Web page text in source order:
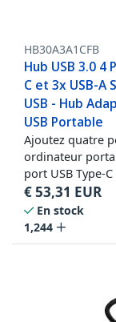
HB30A3A1CFB
Hub USB 3.0 4
C et 3x USB-A
USB - Hub
USB Portable
Ajoutez quatre
ordinateur
port USB Type-C
€53,31 EUR
En stock
1,244